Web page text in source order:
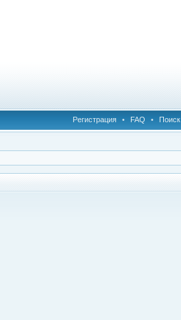
Регистрация • FAQ • Поиск